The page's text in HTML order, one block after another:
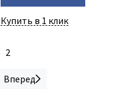
Купить в 1 клик
2
Вперед